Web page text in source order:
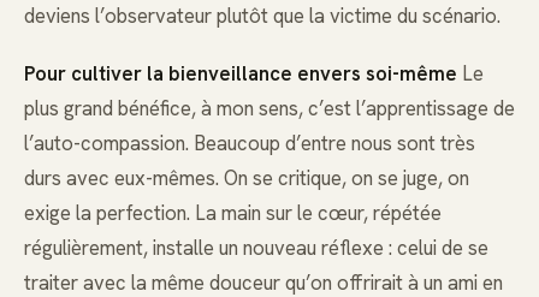
deviens l’observateur plutôt que la victime du scénario.
Pour cultiver la bienveillance envers soi-même Le
plus grand bénéfice, à mon sens, c’est l’apprentissage de
l’auto-compassion. Beaucoup d’entre nous sont très
durs avec eux-mêmes. On se critique, on se juge, on
exige la perfection. La main sur le cœur, répétée
régulièrement, installe un nouveau réflexe : celui de se
traiter avec la même douceur qu’on offrirait à un ami en